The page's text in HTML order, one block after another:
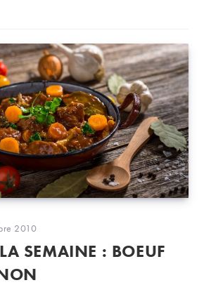
2010
LA SEMAINE : BOEUF